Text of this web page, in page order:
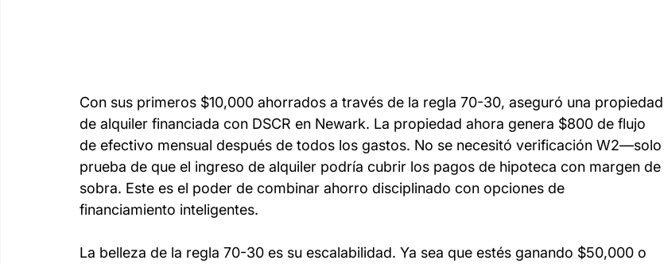
Con sus primeros $10,000 ahorrados a través de la regla 70-30, aseguró una propiedad
de alquiler financiada con DSCR en Newark. La propiedad ahora genera $800 de flujo
de efectivo mensual después de todos los gastos. No se necesitó verificación W2—solo
prueba de que el ingreso de alquiler podría cubrir los pagos de hipoteca con margen de
sobra. Este es el poder de combinar ahorro disciplinado con opciones de
financiamiento inteligentes.
La belleza de la regla 70-30 es su escalabilidad. Ya sea que estés ganando $50,000 o